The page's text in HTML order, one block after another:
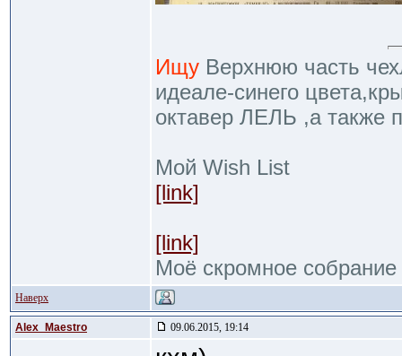
Ищу Верхнюю часть
идеале-синего
октавер ЛЕЛЬ ,а также
Мой Wish List
[link]
[link]
Моё скромное собрание
Наверх
Alex_Maestro 09.06.2015, 19:14